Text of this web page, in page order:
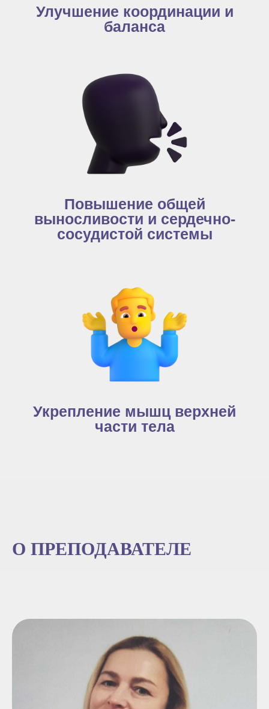
Улучшение координации и
баланса
Повышение общей
выносливости и сердечно-
сосудистой системы
Укрепление мышц верхней
части тела
О ПРЕПОДАВАТЕЛЕ